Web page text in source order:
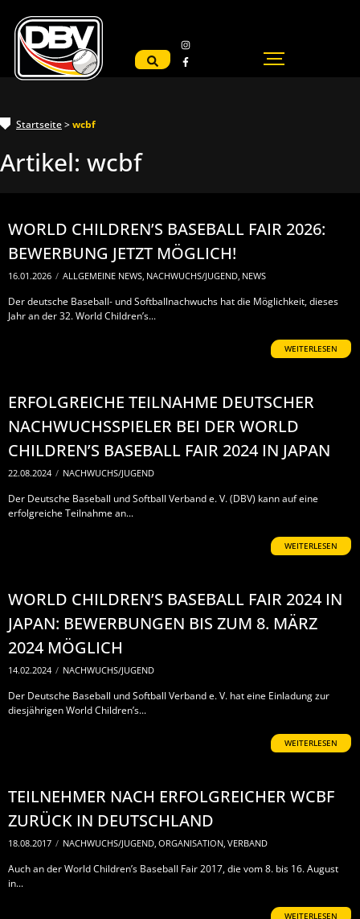
Startseite>wcbf
Artikel: wcbf
WORLD CHILDREN’S BASEBALL FAIR 2026:
BEWERBUNG JETZT MÖGLICH!
16.01.2026 / ALLGEMEINE NEWS, NACHWUCHS/JUGEND, NEWS
Der deutsche Baseball- und Softballnachwuchs hat die Möglichkeit, dieses
Jahr an der 32. World Children’s...
WEITERLESEN
ERFOLGREICHE TEILNAHME DEUTSCHER
NACHWUCHSSPIELER BEI DER WORLD
CHILDREN’S BASEBALL FAIR 2024 IN JAPAN
22.08.2024 / NACHWUCHS/JUGEND
Der Deutsche Baseball und Softball Verband e. V. (DBV) kann auf eine
erfolgreiche Teilnahme an...
WEITERLESEN
WORLD CHILDREN’S BASEBALL FAIR 2024 IN
JAPAN: BEWERBUNGEN BIS ZUM 8. MÄRZ
2024 MÖGLICH
14.02.2024 / NACHWUCHS/JUGEND
Der Deutsche Baseball und Softball Verband e. V. hat eine Einladung zur
diesjährigen World Children’s...
WEITERLESEN
TEILNEHMER NACH ERFOLGREICHER WCBF
ZURÜCK IN DEUTSCHLAND
18.08.2017 / NACHWUCHS/JUGEND, ORGANISATION, VERBAND
Auch an der World Children’s Baseball Fair 2017, die vom 8. bis 16. August
in...
WEITERLESEN